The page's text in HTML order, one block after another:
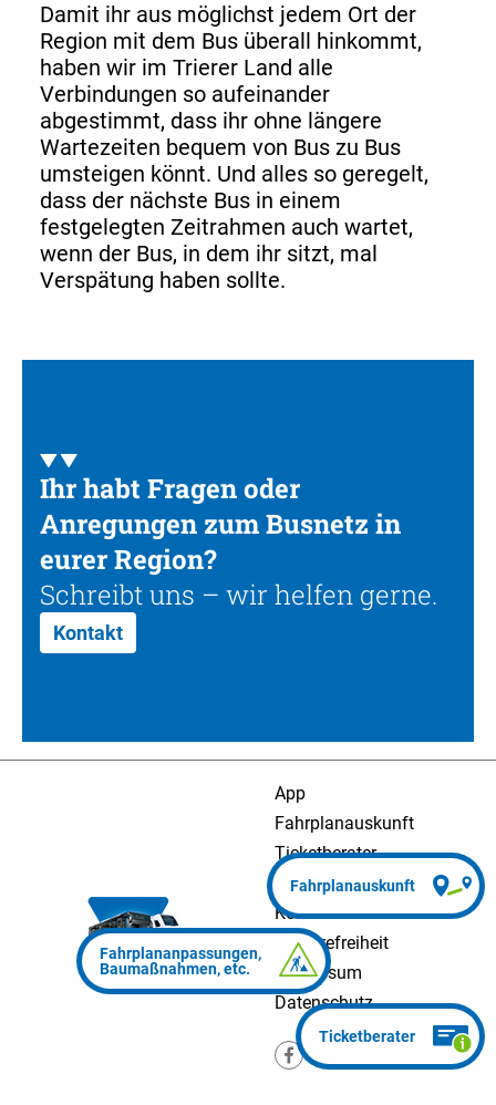
Damit ihr aus möglichst jedem Ort der
Region mit dem Bus überall hinkommt,
haben wir im Trierer Land alle
Verbindungen so aufeinander
abgestimmt, dass ihr ohne längere
Wartezeiten bequem von Bus zu Bus
umsteigen könnt. Und alles so geregelt,
dass der nächste Bus in einem
festgelegten Zeitrahmen auch wartet,
wenn der Bus, in dem ihr sitzt, mal
Verspätung haben sollte.
Ihr habt Fragen oder
Anregungen zum Busnetz in
eurer Region?
Schreibt uns – wir helfen gerne.
Kontakt
App
Fahrplanauskunft
Ticketberater
Presse
Kontakt
Barrierefreiheit
Impressum
Datenschutz